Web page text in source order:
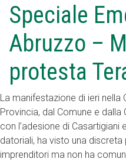
Speciale
Abruzzo –
protesta
La manifestazione di ieri nella
Provincia, dal Comune e
con l’adesione di
datoriali, ha visto una
imprenditori ma non ha